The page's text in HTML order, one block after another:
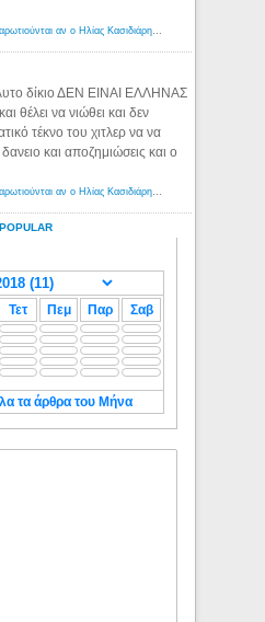
POPULAR
δίκιο ΔΕΝ ΕΙΝΑΙ ΕΛΛΗΝΑΣ
θέλει να νιώθει και δεν
τέκνο του χιτλερ να να
δανειο και αποζημιώσεις και ο
Τετ Πεμ Παρ Σαβ
τα άρθρα του Μήνα